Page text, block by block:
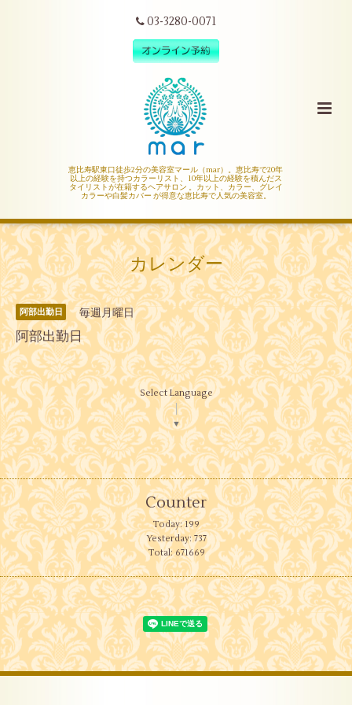
03-3280-0071
恵比寿駅東口徒歩2分の美容室マール（mar）。恵比寿で20年
以上の経験を持つカラーリスト、10年以上の経験を積んだス
タイリストが在籍するヘアサロン 。カット、カラー、グレイ
カラーや白髪カバー が得意な恵比寿で人気の美容室。
カレンダー
阿部出勤日 毎週月曜日
阿部出勤日
Select Language
▼
Counter
Today:199
Yesterday:737
Total:671669